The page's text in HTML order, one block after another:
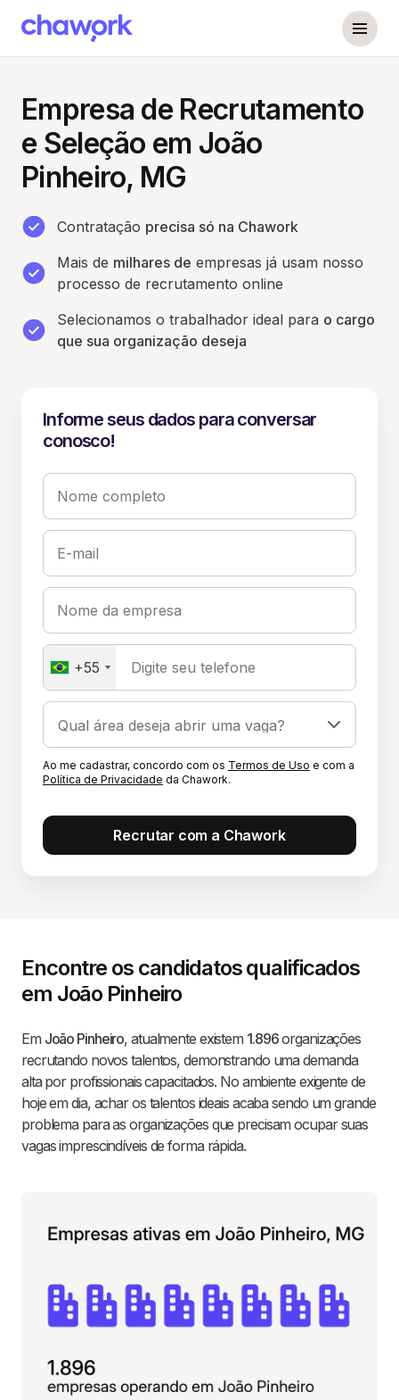
Empresa de Recrutamento
e Seleção em João
Pinheiro, MG
Contratação precisa só na Chawork
Mais de milhares de empresas já usam nosso
processo de recrutamento online
Selecionamos o trabalhador ideal para o cargo
que sua organização deseja
Informe seus dados para conversar
conosco!
Nome completo
E-mail
Nome da empresa
+55 Digite seu telefone
Ao me cadastrar, concordo com os Termos de Uso e com a
Política de Privacidade da Chawork.
Recrutar com a Chawork
Encontre os candidatos qualificados
em João Pinheiro
Em João Pinheiro, atualmente existem 1.896organizações
recrutando novos talentos, demonstrando uma demanda
alta por profissionais capacitados. No ambiente exigente de
hoje em dia, achar os talentos ideais acaba sendo um grande
problema para as organizações que precisam ocupar suas
vagas imprescindíveis de forma rápida.